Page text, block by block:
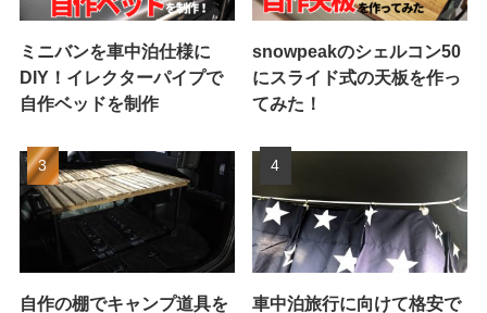
ミニバンを車中泊仕様に
DIY！イレクターパイプで
自作ベッドを制作
snowpeakのシェルコン50
にスライド式の天板を作っ
てみた！
自作の棚でキャンプ道具を 車中泊旅行に向けて格安で